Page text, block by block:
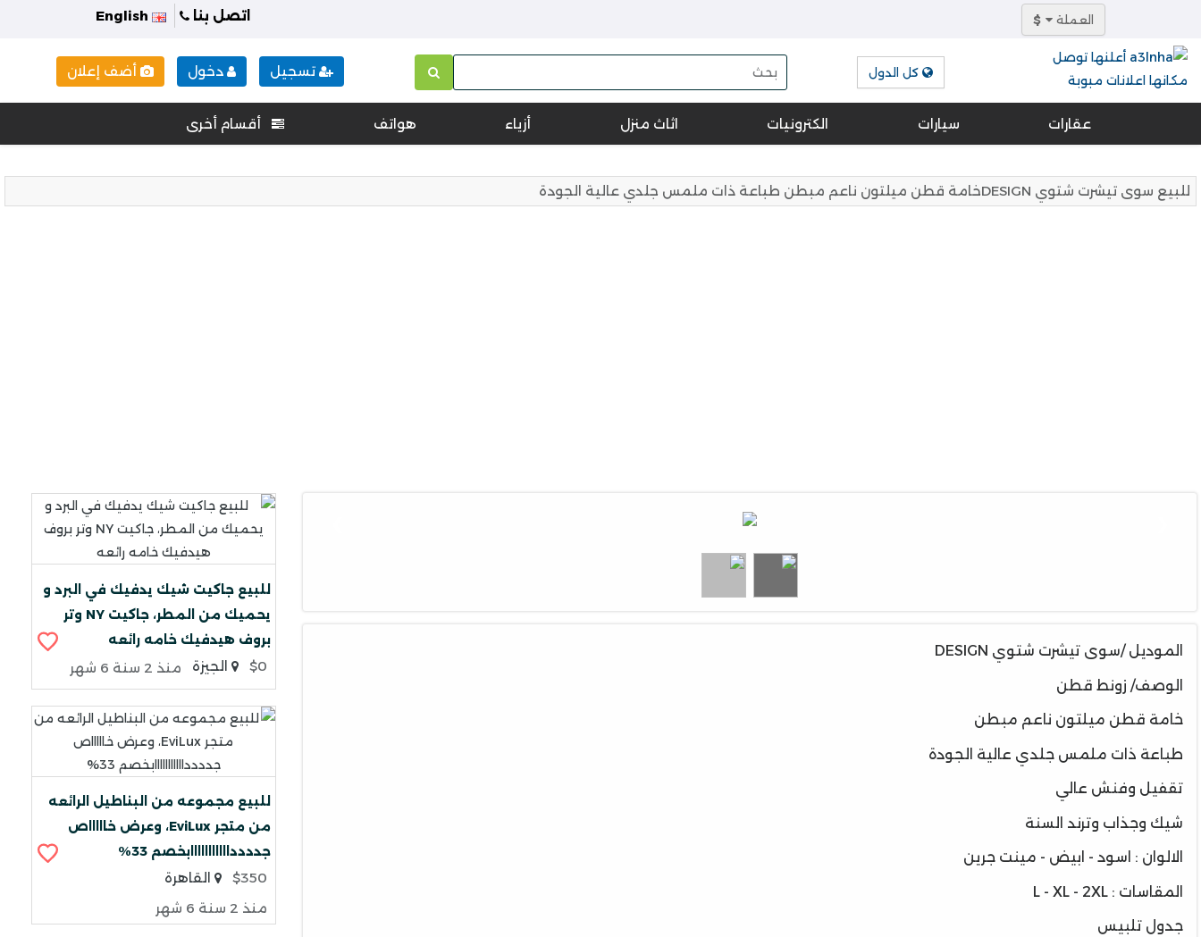
$ العملة اتصل بنا
كل الدول تسجيل دخول أضف إعلان
عقارات سيارات الكترونيات اثاث منزل أزياء هواتف أقسام أخرى
للبيع سوى تيشرت شتوي DESIGNخامة قطن ميلتون ناعم مبطن طباعة ذات ملمس جلدي عالية الجودة
الموديل /سوى تيشرت شتوي DESIGN
الوصف/ زونط قطن
خامة قطن ميلتون ناعم مبطن
طباعة ذات ملمس جلدي عالية الجودة
تقفيل وفنش عالي
شيك وجذاب وترند السنة
الالوان : اسود - ابيض - مينت جرين
المقاسات : L - XL - 2XL
جدول تلبيس
للبيع جاكيت شيك يدفيك في البرد و
يحميك من المطر، جاكيت NY وتر
بروف هيدفيك خامه رائعه
$0 الجيزة منذ 2 سنة 6 شهر
للبيع مجموعه من البناطيل الرائعه
من متجر EviLux، وعرض خاااااص
جددددااااااااااابخصم 33%
$350
القاهرة
منذ 2 سنة 6 شهر